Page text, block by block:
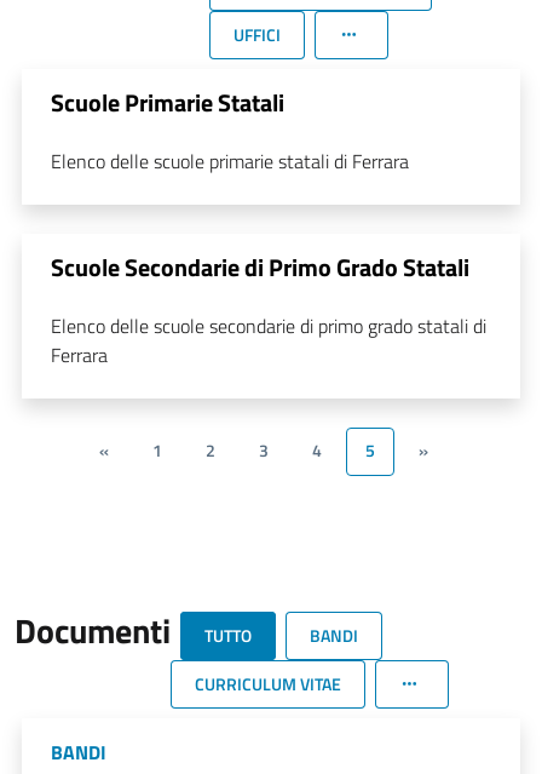
UFFICI
Scuole Primarie Statali
Elenco delle scuole primarie statali di Ferrara
Scuole Secondarie di Primo Grado Statali
Elenco delle scuole secondarie di primo grado statali di
Ferrara
« 1 2 3 4 5 »
Documenti TUTTO
BANDI
CURRICULUM VITAE
BANDI